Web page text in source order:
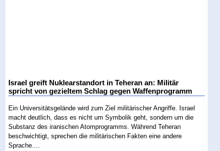
Israel greift Nuklearstandort in Teheran an: Militär
spricht von gezieltem Schlag gegen Waffenprogramm
Ein Universitätsgelände wird zum Ziel militärischer Angriffe. Israel
macht deutlich, dass es nicht um Symbolik geht, sondern um die
Substanz des iranischen Atomprogramms. Während Teheran
beschwichtigt, sprechen die militärischen Fakten eine andere
Sprache....